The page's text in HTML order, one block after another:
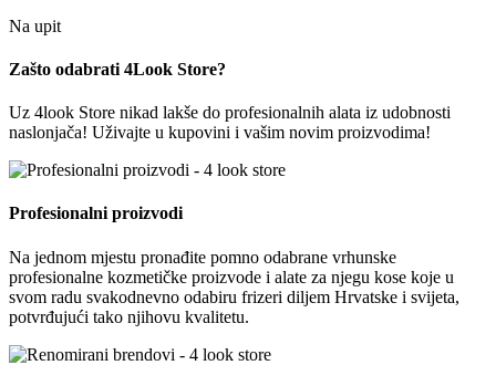
Na upit
Zašto odabrati 4Look Store?
Uz 4look Store nikad lakše do profesionalnih alata iz udobnosti
naslonjača! Uživajte u kupovini i vašim novim proizvodima!
Profesionalni proizvodi
Na jednom mjestu pronađite pomno odabrane vrhunske
profesionalne kozmetičke proizvode i alate za njegu kose koje u
svom radu svakodnevno odabiru frizeri diljem Hrvatske i svijeta,
potvrđujući tako njihovu kvalitetu.